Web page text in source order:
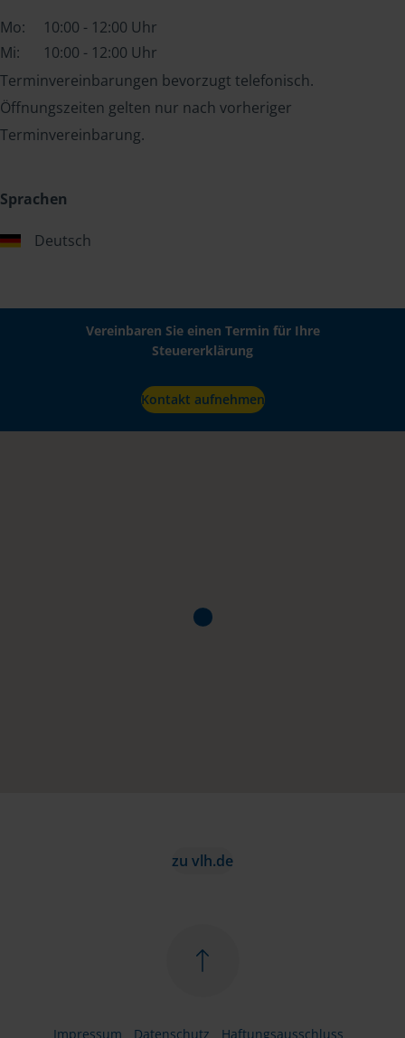
Mo:
10:00 - 12:00 Uhr
Mi:
10:00 - 12:00 Uhr
Terminvereinbarungen bevorzugt telefonisch.
Öffnungszeiten gelten nur nach vorheriger
Terminvereinbarung.
Sprachen
Deutsch
Vereinbaren Sie einen Termin für Ihre
Steuererklärung
Kontakt aufnehmen
zu vlh.de
Impressum Datenschutz Haftungsausschluss